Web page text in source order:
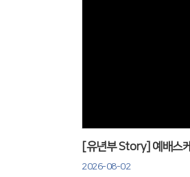
[유년부 Story] 예배스
2026-08-02